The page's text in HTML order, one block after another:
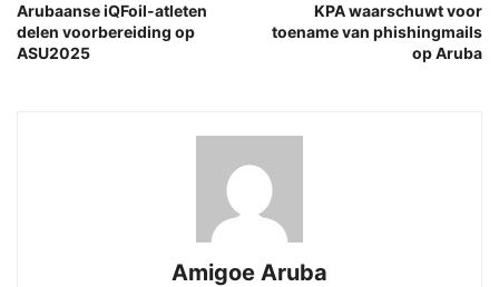
Arubaanse iQFoil-atleten
delen voorbereiding op
ASU2025
KPA waarschuwt voor
toename van phishingmails
op Aruba
Amigoe Aruba